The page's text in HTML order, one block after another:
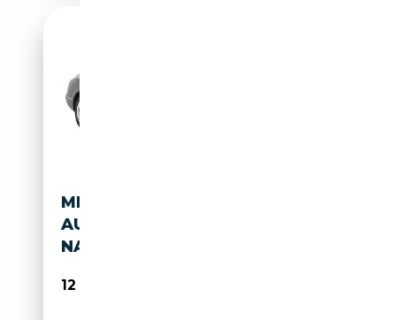
MERCEDES-BENZ CLS 250 CDI
AUT. *LEATHER | XENON |
NAVI-FULLMAP | COMFORT
12 945€